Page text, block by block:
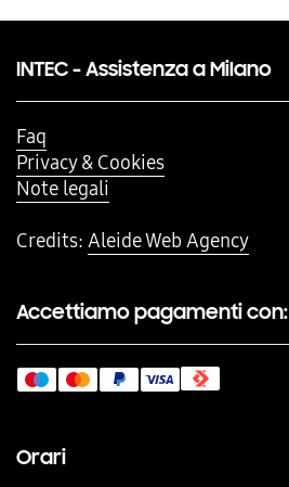
INTEC - Assistenza a Milano
Faq
Privacy & Cookies
Note legali
Credits: Aleide Web Agency
Accettiamo pagamenti con:
Orari